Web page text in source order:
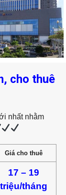
cho thuê
nhất nhằm
Giá cho thuê
17 – 19
triệu/tháng